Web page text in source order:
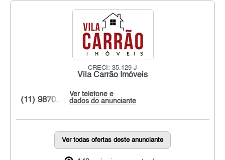
CRECI: 35.129-J
Vila Carrão Imóveis
Ver telefone e
dados do anunciante
(11) 9870...
Ver todas ofertas deste anunciante